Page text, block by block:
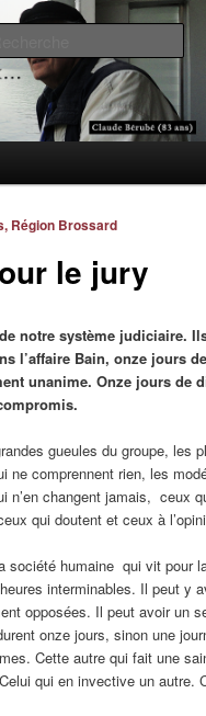
le jury
Région Brossard
notre système judiciaire.
l’affaire Bain, onze jours
unanime. Onze jours de
gueules du groupe, les
ne comprennent rien, les
n’en changent jamais, ceux
qui doutent et ceux à
société humaine qui vit pour
interminables. Il peut y
opposées. Il peut avoir un
onze jours, sinon une
Cette autre qui fait une
qui en invective un autre.